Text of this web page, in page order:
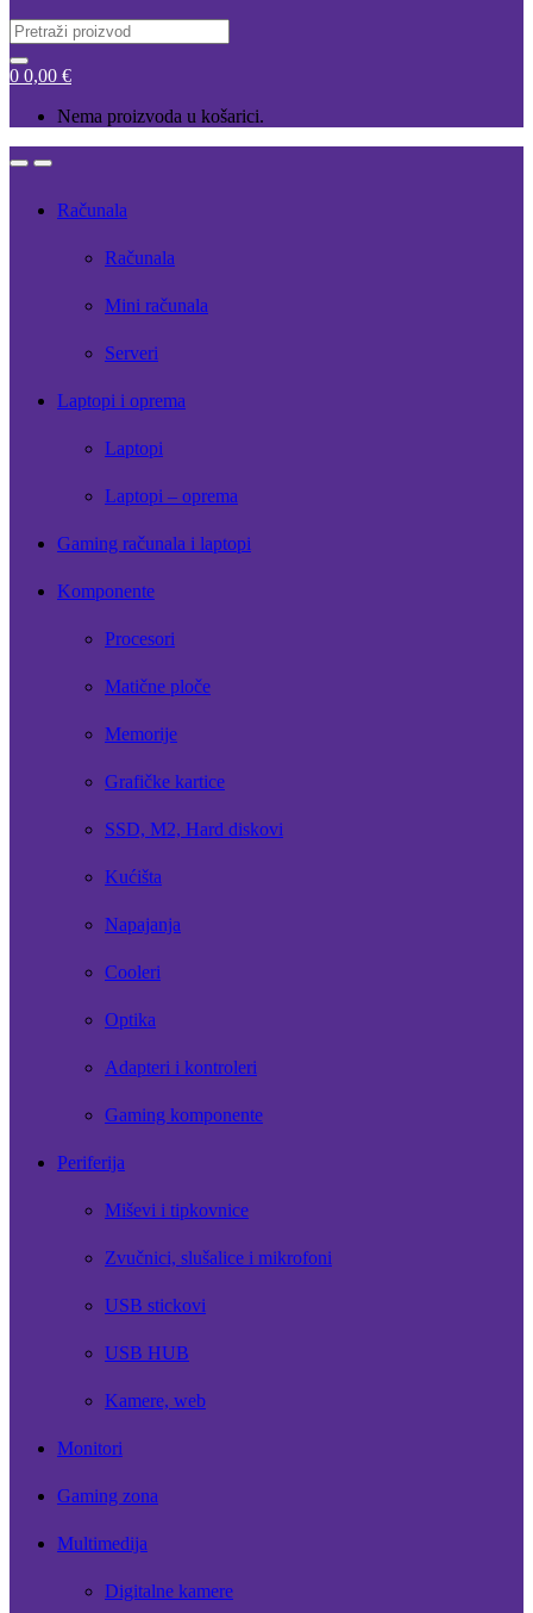
Search
for:
0 0,00 €
Nema proizvoda u košarici.
OpenClose
Računala
Računala
Mini računala
Serveri
Laptopi i oprema
Laptopi
Laptopi – oprema
Gaming računala i laptopi
Komponente
Procesori
Matične ploče
Memorije
Grafičke kartice
SSD, M2, Hard diskovi
Kućišta
Napajanja
Cooleri
Optika
Adapteri i kontroleri
Gaming komponente
Periferija
Miševi i tipkovnice
Zvučnici, slušalice i mikrofoni
USB stickovi
USB HUB
Kamere, web
Monitori
Gaming zona
Multimedija
Digitalne kamere